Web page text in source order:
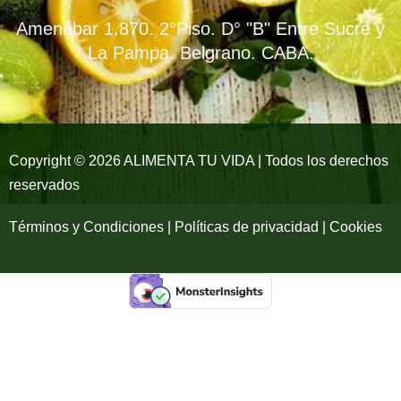
b
o
o
k
-
a
g
r
a
m
u
b
e
Amenábar 1.870. 2°Piso. D° "B" Entre Sucre y
La Pampa. Belgrano. CABA.
Copyright © 2026 ALIMENTA TU VIDA | Todos los derechos
reservados
Términos y Condiciones | Políticas de privacidad | Cookies